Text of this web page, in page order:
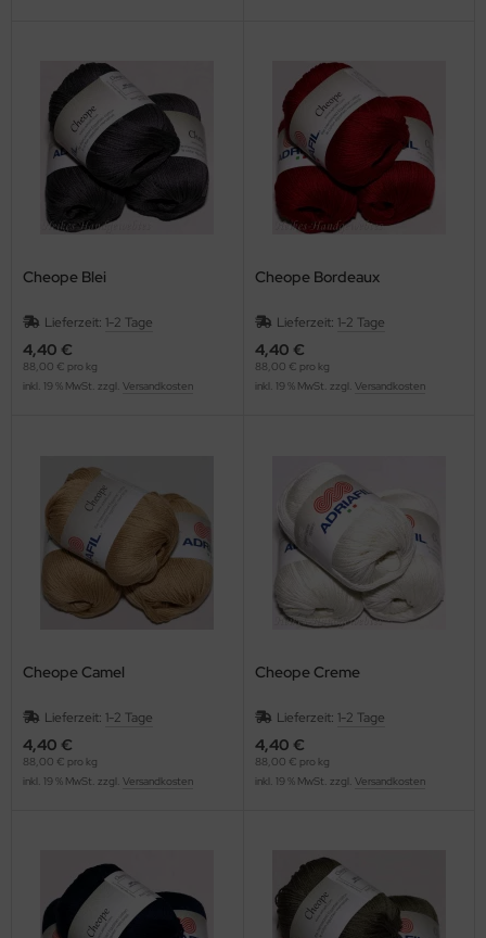
Cheope Blei
Lieferzeit: 1-2 Tage
4,40 €
88,00 € pro kg
inkl. 19 % MwSt. zzgl. Versandkosten
Cheope Bordeaux
Lieferzeit: 1-2 Tage
4,40 €
88,00 € pro kg
inkl. 19 % MwSt. zzgl. Versandkosten
Cheope Camel
Lieferzeit: 1-2 Tage
4,40 €
88,00 € pro kg
inkl. 19 % MwSt. zzgl. Versandkosten
Cheope Creme
Lieferzeit: 1-2 Tage
4,40 €
88,00 € pro kg
inkl. 19 % MwSt. zzgl. Versandkosten